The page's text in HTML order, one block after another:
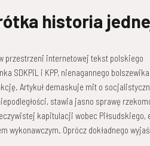
historia
przestrzeni internetowej tekst polskiego
SDKPiL i KPP, nienagannego bolszewika
Artykuł demaskuje mit o
stawia jasno sprawę
kapitulacji wobec Piłsudskiego,
wykonawczym. Oprócz dokładnego